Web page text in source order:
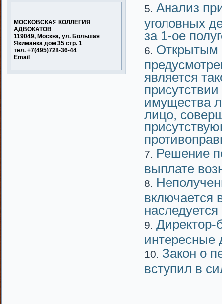
МОСКОВСКАЯ КОЛЛЕГИЯ
АДВОКАТОВ
119049, Москва, ул. Большая
Якиманка дом 35 стр. 1
тел. +7(495)728-36-44
Email
Анализ
уголовных
за 1-ое
Открытым
является
имущества
лицо,
Решение
выплате
включается
Директор-
интересные
Закон о
вступил в